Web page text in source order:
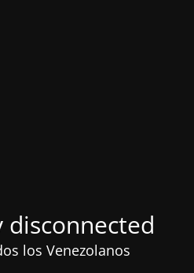
los Venezolanos